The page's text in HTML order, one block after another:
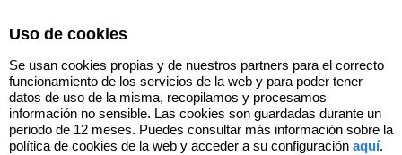
Uso de cookies
Se usan cookies propias y de nuestros partners para el correcto
funcionamiento de los servicios de la web y para poder tener
datos de uso de la misma, recopilamos y procesamos
información no sensible. Las cookies son guardadas durante un
periodo de 12 meses. Puedes consultar más información sobre la
política de cookies de la web y acceder a su configuración aquí.